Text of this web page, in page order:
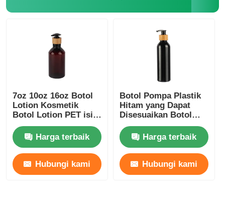
7oz 10oz 16oz Botol
Lotion Kosmetik
Botol Lotion PET isi
ulang Amber
Harga terbaik
Hubungi kami
Botol Pompa Plastik
Hitam yang Dapat
Disesuaikan Botol
Plastik Bambu Ramah
Lingkungan 180ml
200ml 250ml 300ml
Harga terbaik
Hubungi kami